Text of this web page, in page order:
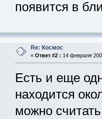
появится в
Re: Космос
« Ответ #2 : 14 февраля
Есть и еще
находится
можно